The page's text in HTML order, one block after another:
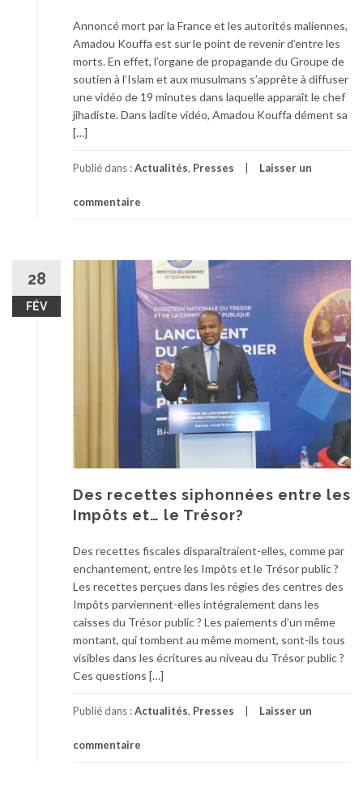
Annoncé mort par la France et les autorités maliennes,
Amadou Kouffa est sur le point de revenir d’entre les
morts. En effet, l’organe de propagande du Groupe de
soutien à l’Islam et aux musulmans s’apprête à diffuser
une vidéo de 19 minutes dans laquelle apparaît le chef
jihadiste. Dans ladite vidéo, Amadou Kouffa dément sa
[…]
Publié dans :Actualités, Presses Laisser un
commentaire
28
FÉV
Des recettes siphonnées entre les
Impôts et… le Trésor?
Des recettes fiscales disparaîtraient-elles, comme par
enchantement, entre les Impôts et le Trésor public ?
Les recettes perçues dans les régies des centres des
Impôts parviennent-elles intégralement dans les
caisses du Trésor public ? Les paiements d’un même
montant, qui tombent au même moment, sont-ils tous
visibles dans les écritures au niveau du Trésor public ?
Ces questions […]
Publié dans :Actualités, Presses Laisser un
commentaire